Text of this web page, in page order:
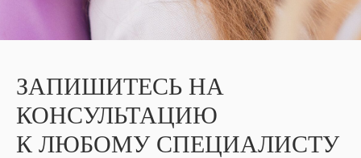
ЗАПИШИТЕСЬ НА
КОНСУЛЬТАЦИЮ
К ЛЮБОМУ СПЕЦИАЛИСТУ